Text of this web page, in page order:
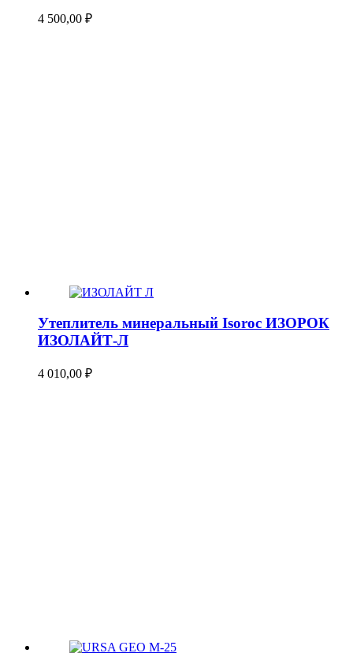
4 500,00 ₽
Утеплитель минеральный Isoroc ИЗОРОК
ИЗОЛАЙТ-Л
4 010,00 ₽